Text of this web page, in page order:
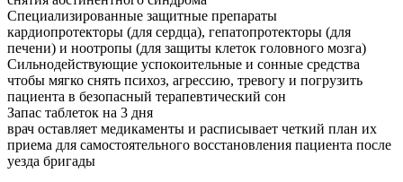
Специализированные защитные препараты
кардиопротекторы (для сердца), гепатопротекторы (для
печени) и ноотропы (для защиты клеток головного мозга)
Сильнодействующие успокоительные и сонные средства
чтобы мягко снять психоз, агрессию, тревогу и погрузить
пациента в безопасный терапевтический сон
Запас таблеток на 3 дня
врач оставляет медикаменты и расписывает четкий план их
приема для самостоятельного восстановления пациента после
уезда бригады